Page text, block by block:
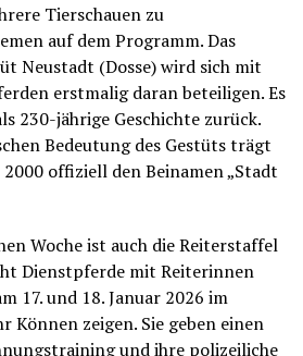
Tierschauen zu
auf dem Programm. Das
Neustadt (Dosse) wird sich mit
erstmalig daran beteiligen. Es
230-jährige Geschichte zurück.
Bedeutung des Gestüts trägt
offiziell den Beinamen „Stadt
Woche ist auch die Reiterstaffel
Dienstpferde mit Reiterinnen
17. und 18. Januar 2026 im
Können zeigen. Sie geben einen
und ihre polizeiliche